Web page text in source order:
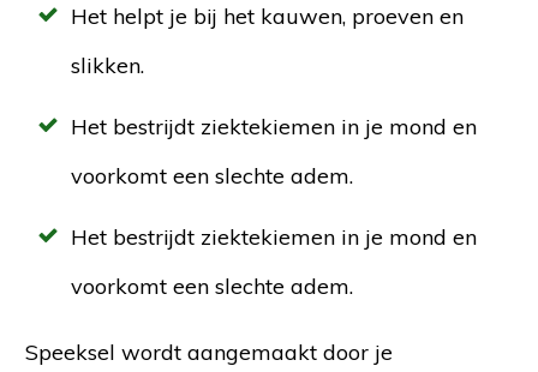
Het helpt je bij het kauwen, proeven en
slikken.
Het bestrijdt ziektekiemen in je mond en
voorkomt een slechte adem.
Het bestrijdt ziektekiemen in je mond en
voorkomt een slechte adem.
Speeksel wordt aangemaakt door je